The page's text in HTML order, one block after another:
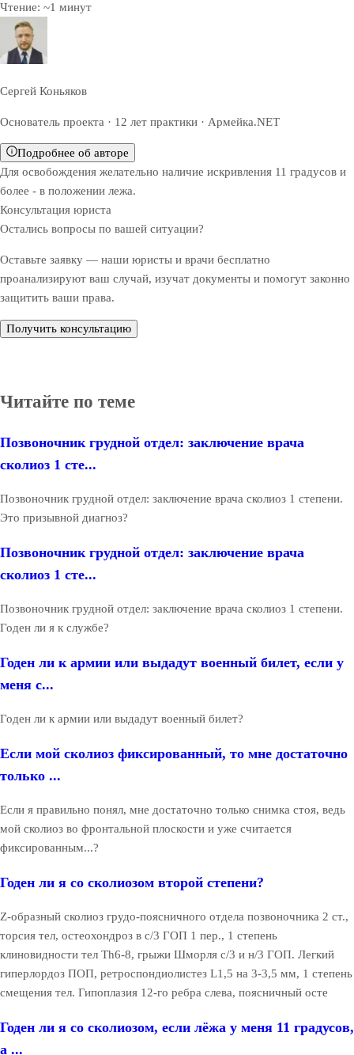
Чтение: ~1 минут
Сергей Коньяков
Основатель проекта · 12 лет практики · Армейка.NET
Подробнее об авторе
Для освобождения желательно наличие искривления 11 градусов и
более - в положении лежа.
Консультация юриста
Остались вопросы по вашей ситуации?
Оставьте заявку — наши юристы и врачи бесплатно
проанализируют ваш случай, изучат документы и помогут законно
защитить ваши права.
Получить консультацию
Читайте по теме
Позвоночник грудной отдел: заключение врача
сколиоз 1 сте...
Позвоночник грудной отдел: заключение врача сколиоз 1 степени.
Это призывной диагноз?
Позвоночник грудной отдел: заключение врача
сколиоз 1 сте...
Позвоночник грудной отдел: заключение врача сколиоз 1 степени.
Годен ли я к службе?
Годен ли к армии или выдадут военный билет, если у
меня с...
Годен ли к армии или выдадут военный билет?
Если мой сколиоз фиксированный, то мне достаточно
только ...
Если я правильно понял, мне достаточно только снимка стоя, ведь
мой сколиоз во фронтальной плоскости и уже считается
фиксированным...?
Годен ли я со сколиозом второй степени?
Z-образный сколиоз грудо-поясничного отдела позвоночника 2 ст.,
торсия тел, остеохондроз в с/3 ГОП 1 пер., 1 степень
клиновидности тел Th6-8, грыжи Шморля с/3 и н/3 ГОП. Легкий
гиперлордоз ПОП, ретроспондиолистез L1,5 на 3-3,5 мм, 1 степень
смещения тел. Гипоплазия 12-го ребра слева, поясничный осте
Годен ли я со сколиозом, если лёжа у меня 11 градусов,
а ...